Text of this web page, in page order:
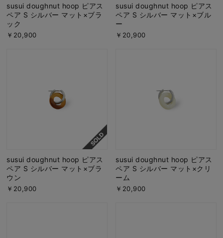
susui doughnut hoop ピアス
ペア S シルバー マット×ブラ
ック
￥20,900
susui doughnut hoop ピアス
ペア S シルバー マット×ブル
ー
￥20,900
susui doughnut hoop ピアス
ペア S シルバー マット×ブラ
ウン
￥20,900
susui doughnut hoop ピアス
ペア S シルバー マット×クリ
ーム
￥20,900